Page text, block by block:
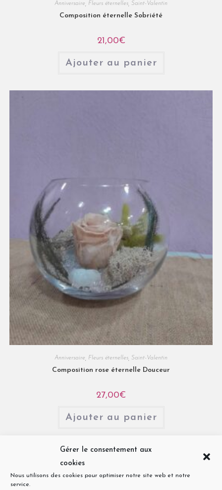
Gérer le consentement aux
cookies
Nous utilisons des cookies pour optimiser notre site web et notre
service.
Anniversaire Fleurs éternelles Saint-Valentin
Composition éternelle Sobriété
21,00€
Ajouter au panier
Anniversaire Fleurs éternelles Saint-Valentin
Composition rose éternelle Douceur
27,00€
Ajouter au panier